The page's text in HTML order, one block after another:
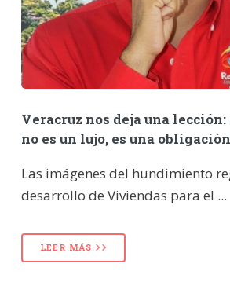
Veracruz nos deja una
no es un lujo, es una
Las imágenes del hundimiento
desarrollo de Viviendas para el ...
LEER MÁS